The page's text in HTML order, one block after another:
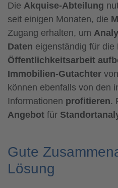
Die Akquise-Abteilung
seit einigen Monaten, die
Zugang erhalten, um
Daten eigenständig für die
Öffentlichkeitsarbeit
Immobilien-Gutachter
können ebenfalls von den
Informationen profitieren.
Angebot für
Gute
Lösung